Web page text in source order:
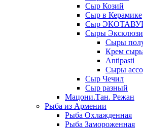
Сыр Козий
Сыр в Керамике
Сыр
Сыры
Сыры
Крем
Antipasti
Сыры
Сыр Чечил
Сыр разный
Мацони.Тан. Режан
Рыба из Армении
Рыба Охлажденная
Рыба Замороженная